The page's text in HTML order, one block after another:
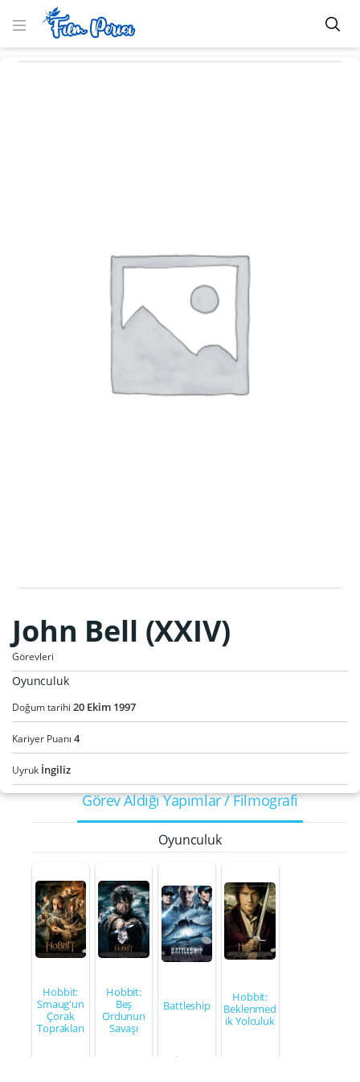
John Bell (XXIV)
Görevleri
Oyunculuk
Doğum tarihi 20 Ekim 1997
Kariyer Puanı 4
Uyruk İngiliz
Görev Aldığı Yapımlar / Filmografi
Oyunculuk
Hobbit:
Smaug'un
Çorak
Toprakları
Hobbit:
Beş
Ordunun
Savaşı
Battleship
Angus
Hobbit:
Beklenmed
ik Yolculuk